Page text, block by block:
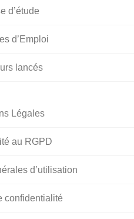
d’étude
d’Emploi
lancés
Légales
au RGPD
d’utilisation
confidentialité